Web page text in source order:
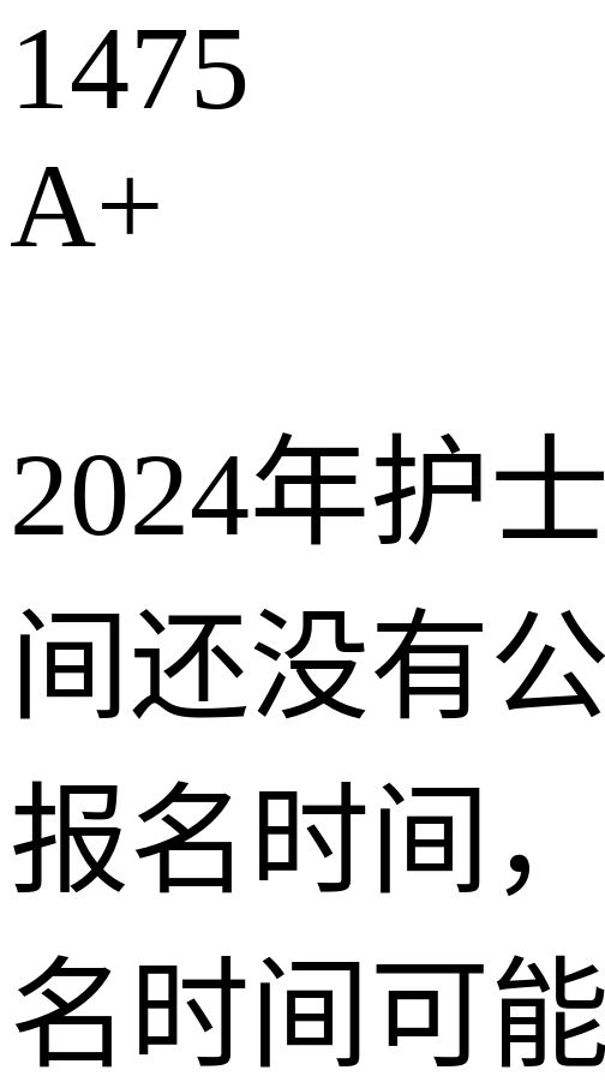
1475
A+
2024年护
间还没有
报名时间
名时间可